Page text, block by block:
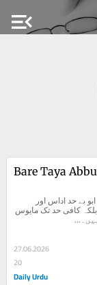
menu_open
Bare Taya
27.06.2026
20
Daily Urdu